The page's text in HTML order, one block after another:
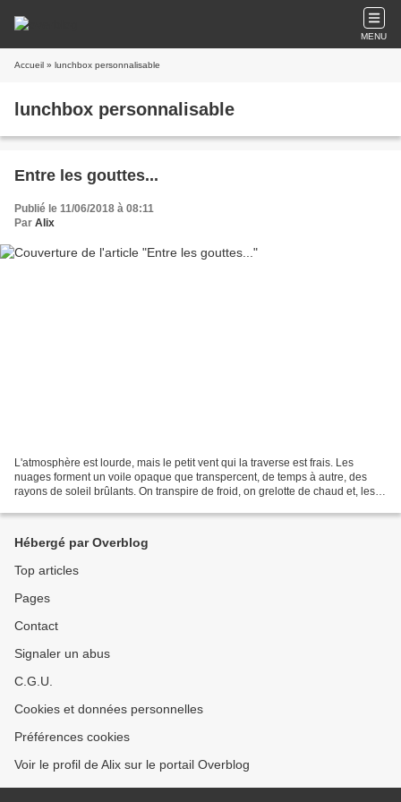
MENU
Accueil » lunchbox personnalisable
lunchbox personnalisable
Entre les gouttes...
Publié le 11/06/2018 à 08:11
Par Alix
L'atmosphère est lourde, mais le petit vent qui la traverse est frais. Les
nuages forment un voile opaque que transpercent, de temps à autre, des
rayons de soleil brûlants. On transpire de froid, on grelotte de chaud et, les
Hébergé par Overblog
Top articles
Pages
Contact
Signaler un abus
C.G.U.
Cookies et données personnelles
Préférences cookies
Voir le profil de Alix sur le portail Overblog